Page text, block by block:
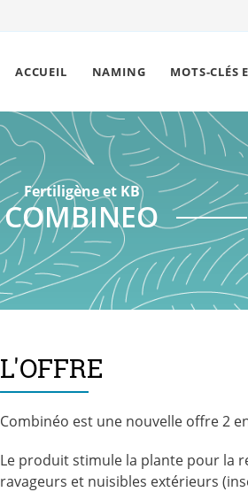
ACCUEIL NAMING MOTS-CLÉS
Fertiligène et KB
COMBINEO
L'OFFRE
Combinéo est une nouvelle offre 2
Le produit stimule la plante pour la
ravageurs et nuisibles extérieurs